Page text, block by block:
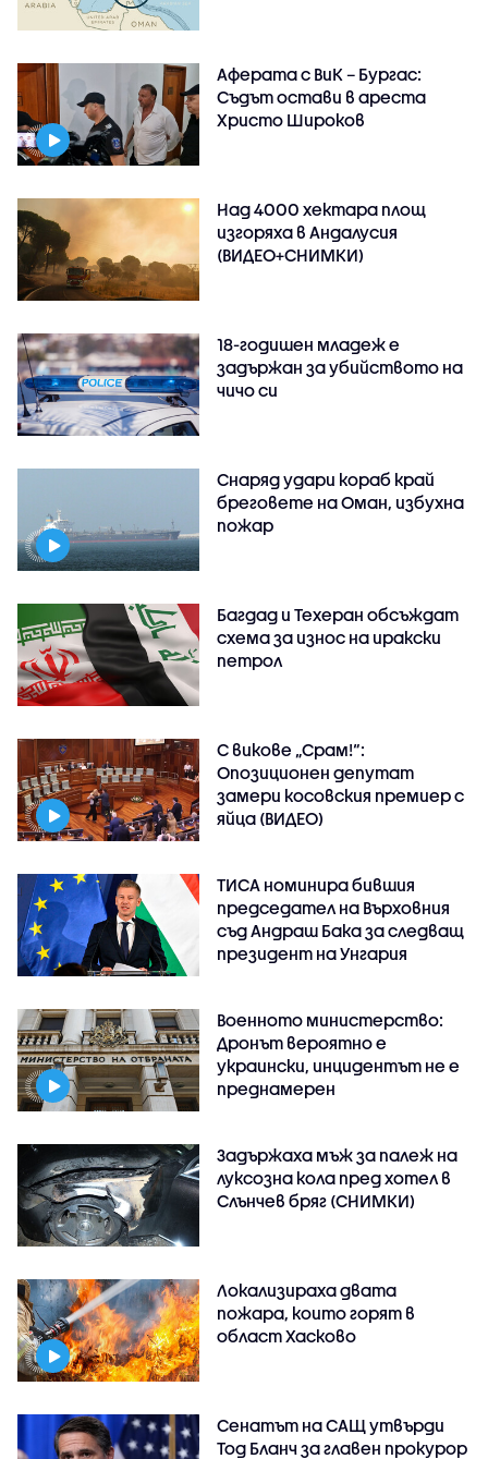
Аферата с ВиК – Бургас:
Съдът остави в ареста
Христо Широков
Над 4000 хектара площ
изгоряха в Андалусия
(ВИДЕО+СНИМКИ)
18-годишен младеж е
задържан за убийството на
чичо си
Снаряд удари кораб край
бреговете на Оман, избухна
пожар
Багдад и Техеран обсъждат
схема за износ на иракски
петрол
С викове „Срам!“:
Опозиционен депутат
замери косовския премиер с
яйца (ВИДЕО)
ТИСА номинира бившия
председател на Върховния
съд Андраш Бака за следващ
президент на Унгария
Военното министерство:
Дронът вероятно е
украински, инцидентът не е
преднамерен
Задържаха мъж за палеж на
луксозна кола пред хотел в
Слънчев бряг (СНИМКИ)
Локализираха двата
пожара, които горят в
област Хасково
Сенатът на САЩ утвърди
Тод Бланч за главен прокурор